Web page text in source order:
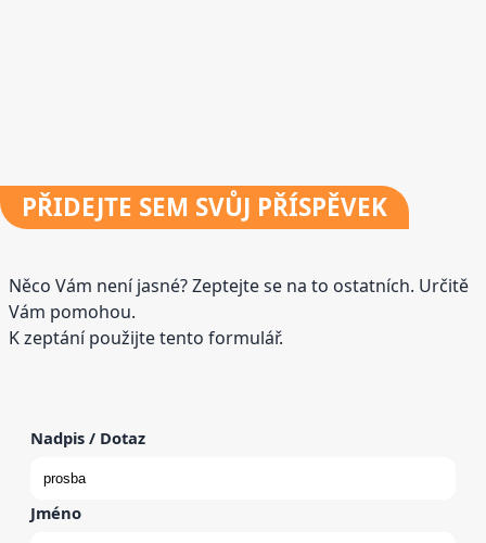
PŘIDEJTE SEM SVŮJ PŘÍSPĚVEK
Něco Vám není jasné? Zeptejte se na to ostatních. Určitě
Vám pomohou.
K zeptání použijte tento formulář.
Nadpis / Dotaz
Jméno